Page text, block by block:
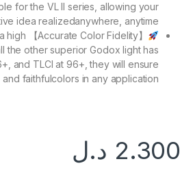
for the VL ll series, allowing your
idea realizedanywhere, anytime.
a high
the other superior Godox light has
and TLCl at 96+, they will ensure
and faithfulcolors in any application.
2.300 د.ل